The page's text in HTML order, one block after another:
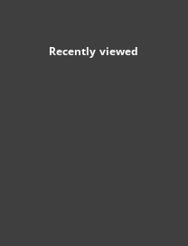
Recently viewed